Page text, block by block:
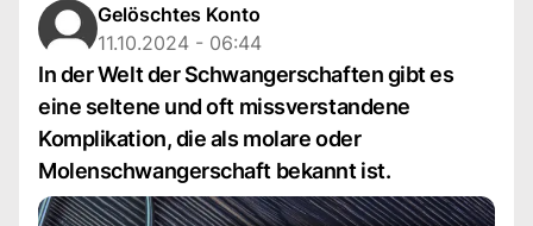
Gelöschtes Konto
11.10.2024 - 06:44
In der Welt der Schwangerschaften gibt es
eine seltene und oft missverstandene
Komplikation, die als molare oder
Molenschwangerschaft bekannt ist.